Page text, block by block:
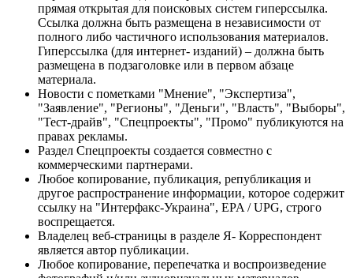
прямая открытая для поисковых систем гиперссылка.
Ссылка должна быть размещена в независимости от
полного либо частичного использования материалов.
Гиперссылка (для интернет- изданий) – должна быть
размещена в подзаголовке или в первом абзаце
материала.
Новости с пометками "Мнение", "Экспертиза",
"Заявление", "Регионы", "Деньги", "Власть", "Выборы",
"Тест-драйв", "Спецпроекты", "Промо" публикуются на
правах рекламы.
Раздел Спецпроекты создается совместно с
коммерческими партнерами.
Любое копирование, публикация, републикация и
другое распространение информации, которое содержит
ссылку на "Интерфакс-Украина", EPA / UPG, строго
воспрещается.
Владелец веб-страницы в разделе Я- Корреспондент
является автор публикации.
Любое копирование, перепечатка и воспроизведение